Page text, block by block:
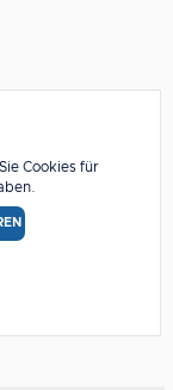
Cookies für